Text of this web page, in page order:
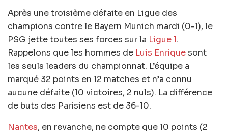
Après une troisième défaite en Ligue des
champions contre le Bayern Munich mardi (0-1), le
PSG jette toutes ses forces sur la Ligue 1.
Rappelons que les hommes de Luis Enriquesont
les seuls leaders du championnat. L’équipe a
marqué 32 points en 12 matches et n’a connu
aucune défaite (10 victoires, 2 nuls). La différence
de buts des Parisiens est de 36-10.
Nantes, en revanche, ne compte que 10 points (2